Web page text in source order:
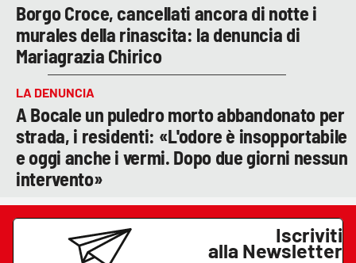
Borgo Croce, cancellati ancora di notte i
murales della rinascita: la denuncia di
Mariagrazia Chirico
LA DENUNCIA
A Bocale un puledro morto abbandonato per
strada, i residenti: «L'odore è insopportabile
e oggi anche i vermi. Dopo due giorni nessun
intervento»
Iscriviti
alla Newsletter